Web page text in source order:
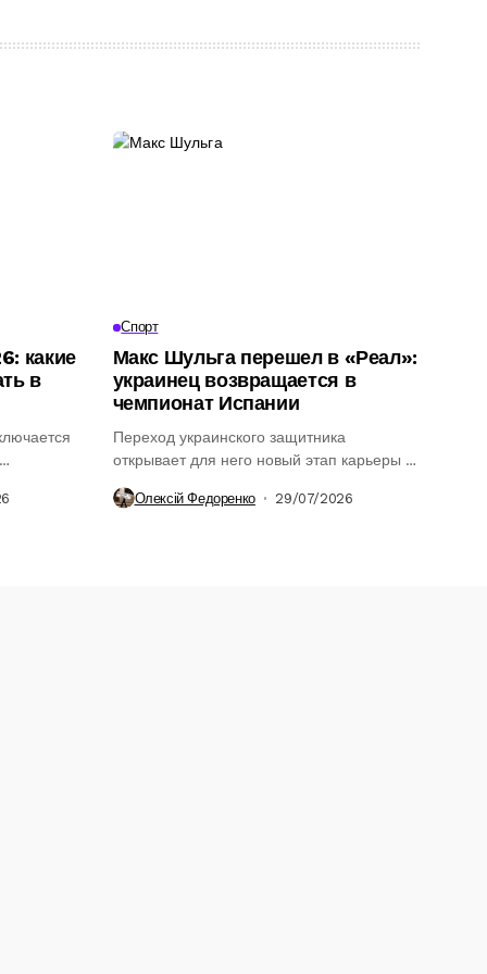
какие
в
Спорт
Макс Шульга перешел в «Реал»:
украинец возвращается в
чемпионат Испании
Переход украинского защитника
открывает для него новый этап карьеры и
шанс закрепиться...
Олексій Федоренко 29/07/2026